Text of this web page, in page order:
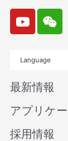
Y
o
u
b
e
W
e
i
n
Language
最新情報
アプリケ
採用情報